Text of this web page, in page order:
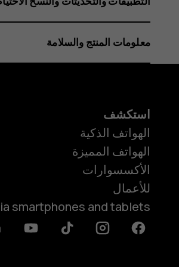
معلومات المنتج والسلامة
استكشف
الهواتف الذكية
الهواتف المميزة
الأكسسوارات
للأعمال
smartphones and tablets
Facebook
Instagram
Tiktok